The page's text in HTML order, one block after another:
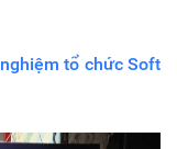
tổ chức Soft